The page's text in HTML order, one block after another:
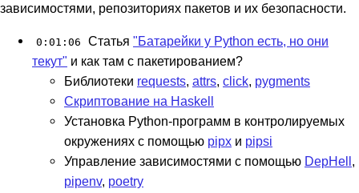
зависимостями, репозиториях пакетов и их безопасности.
0:01:06 Статья "Батарейки у Python есть, но они
текут" и как там с пакетированием?
Библиотеки requests, attrs, click, pygments
Cкриптование на Haskell
Установка Python-программ в контролируемых
окружениях с помощью pipx и pipsi
Управление зависимостями с помощью DepHell,
pipenv, poetry